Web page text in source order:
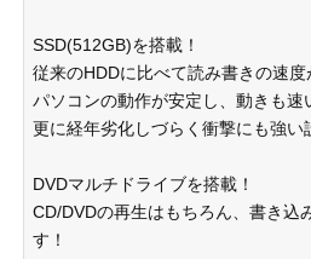
SSD(512GB)を搭載！
従来のHDDに比べて読み書きの速
パソコンの動作が安定し、動きも速
更に経年劣化しづらく衝撃にも強い
DVDマルチドライブを搭載！
CD/DVDの再生はもちろん、書き込
す！